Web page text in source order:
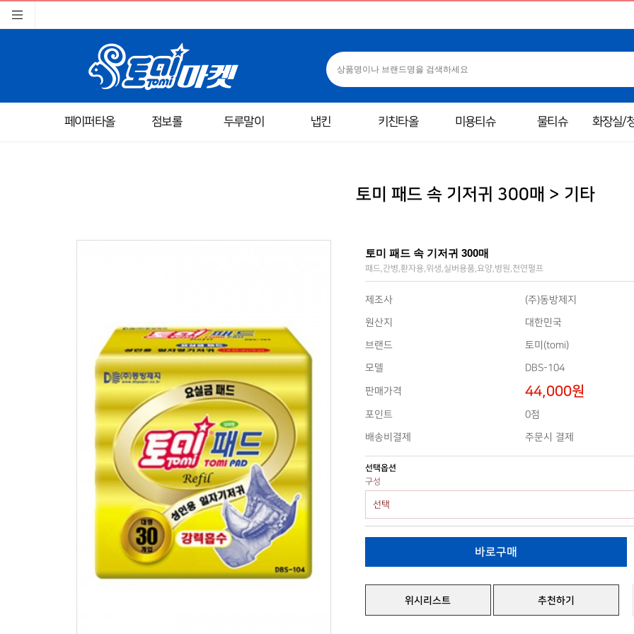
페이퍼타올 점보롤 두루말이 냅킨 키친타올 미용티슈 물티슈 화장실/
토미 패드 속 기저귀 300매 > 기타
토미 패드 속 기저귀 300매
패드,간병,환자용,위생,실버용품,요양,병원,천연펄프
제조사 (주)동방제지
원산지 대한민국
브랜드 토미(tomi)
모델 DBS-104
판매가격 44,000원
포인트 0점
배송비결제 주문시 결제
선택옵션
구성
위시리스트 추천하기